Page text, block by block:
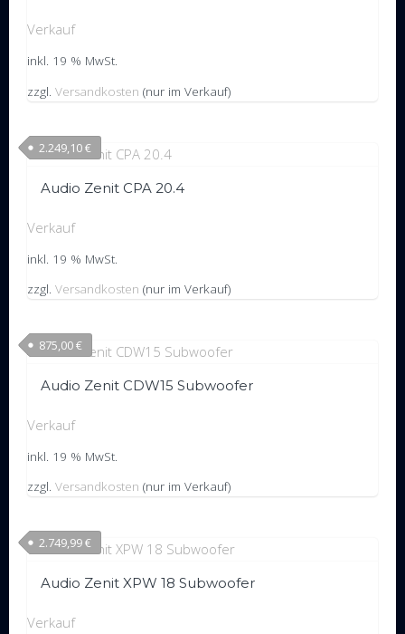
Verkauf
inkl. 19 % MwSt.
zzgl. Versandkosten (nur im Verkauf)
Audio Zenit CPA 20.4
2.249,10€
Verkauf
inkl. 19 % MwSt.
zzgl. Versandkosten (nur im Verkauf)
Audio Zenit CDW15 Subwoofer
875,00€
Verkauf
inkl. 19 % MwSt.
zzgl. Versandkosten (nur im Verkauf)
Audio Zenit XPW 18 Subwoofer
2.749,99€
Verkauf